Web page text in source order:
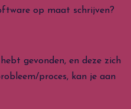
op maat schrijven?
gevonden, en deze zich
proces, kan je aan